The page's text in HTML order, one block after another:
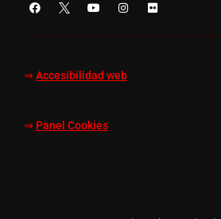
⇒ Accesibilidad web
⇒ Panel Cookies